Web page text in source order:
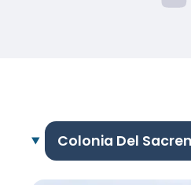
Colonia Del